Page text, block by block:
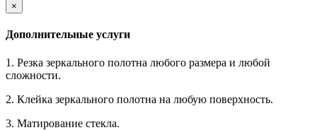
×
Дополнительные услуги
1. Резка зеркального полотна любого размера и любой
сложности.
2. Клейка зеркального полотна на любую поверхность.
3. Матирование стекла.